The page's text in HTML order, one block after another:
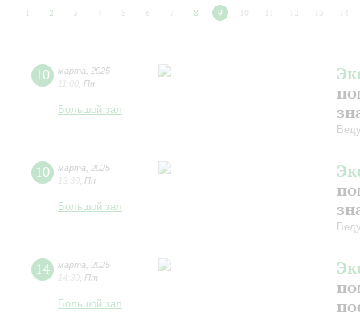
1 2 3 4 5 6 7 8 9 10 12 13 14
10 марта
2025
11:00 Пн
Большой зал
10 марта
2025
13:30 Пн
Большой зал
14 марта
2025
14:30 Пт
Большой зал